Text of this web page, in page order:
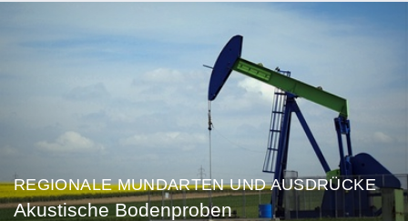
REGIONALE MUNDARTEN UND AUSDRÜCKE
Akustische Bodenproben